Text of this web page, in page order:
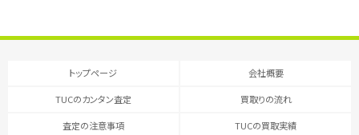
トップページ 会社概要
TUCのカンタン査定 買取りの流れ
査定の注意事項 TUCの買取実績